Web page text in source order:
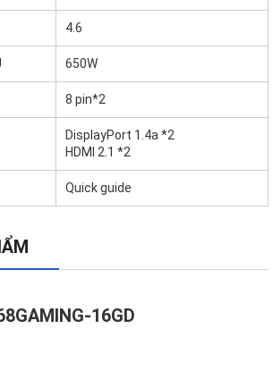
4.6
650W
8 pin*2
DisplayPort 1.4a *2
HDMI 2.1 *2
Quick guide
16GD